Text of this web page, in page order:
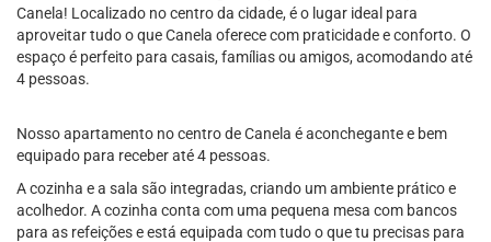
Canela! Localizado no centro da cidade, é o lugar ideal para
aproveitar tudo o que Canela oferece com praticidade e conforto. O
espaço é perfeito para casais, famílias ou amigos, acomodando até
4 pessoas.
Nosso apartamento no centro de Canela é aconchegante e bem
equipado para receber até 4 pessoas.
A cozinha e a sala são integradas, criando um ambiente prático e
acolhedor. A cozinha conta com uma pequena mesa com bancos
para as refeições e está equipada com tudo o que tu precisas para